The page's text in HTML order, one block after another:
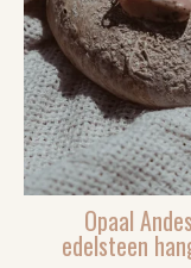
Opaal Andes
edelsteen